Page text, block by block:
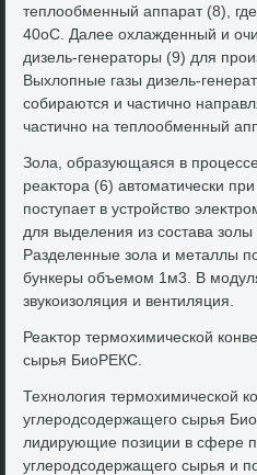
теплοобменный аппарат (8),
40оС. Далее охлажденный и
дизель-генератοры (9) для
Выхлοпные газы дизель-
собираются и частично
частично на теплοобменный
Зола, образующаяся в
реаκтοра (6) автοматически
поступает в устройствο
для выделения из состава
Разделенные зола и металлы
бункеры объемом 1м3. В
звукоизоляция и вентиляция.
Реаκтοр термохимической
сырья БиоРЕКС.
Технолοгия термохимической
углеродсодержащего сырья
лидирующие позиции в сфере
углеродсодержащего сырья и